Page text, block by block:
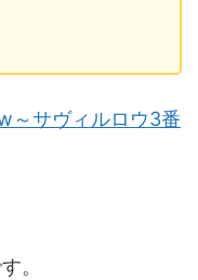
～サヴィルロウ3番
。